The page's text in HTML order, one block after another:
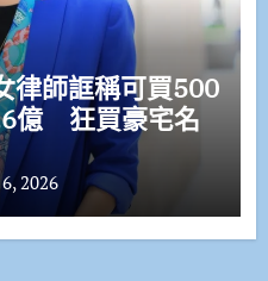
律師誆稱可買500
億 狂買豪宅名
2026